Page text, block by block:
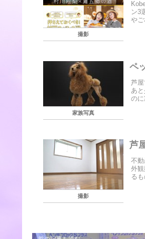
撮影
ン3
や
家族写真
ペ
芦
あ
の
撮影
芦
不
外
る